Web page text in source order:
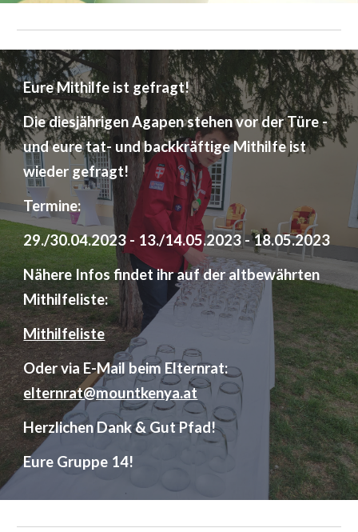
Eure Mithilfe ist gefragt!
Die diesjährigen Agapen stehen vor der Türe -
und eure tat- und backkräftige Mithilfe ist
wieder gefragt!
Termine:
29./30.04.2023 - 13./14.05.2023 - 18.05.2023
Nähere Infos findet ihr auf der altbewährten
Mithilfeliste:
Mithilfeliste
Oder via E-Mail beim Elternrat:
elternrat@mountkenya.at
Herzlichen Dank & Gut Pfad!
Eure Gruppe 14!